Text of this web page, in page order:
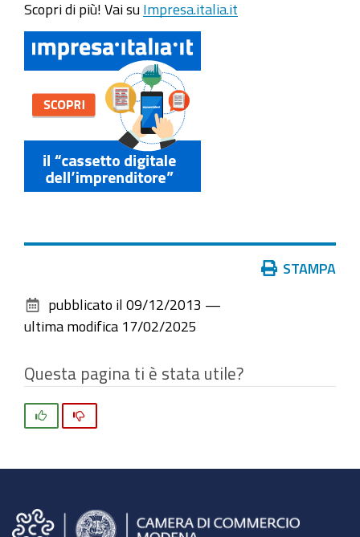
Scopri di più! Vai su Impresa.italia.it
documento
STAMPA
pubblicato il 09/12/2013 —
ultima modifica 17/02/2025
Questa pagina ti è stata utile?